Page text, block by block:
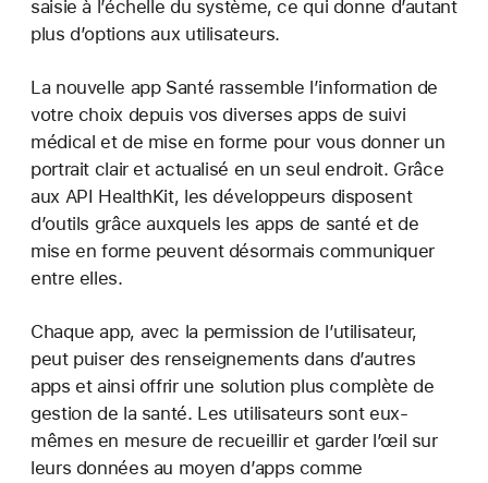
saisie à l’échelle du système, ce qui donne d’autant
plus d’options aux utilisateurs.
La nouvelle app Santé rassemble l’information de
votre choix depuis vos diverses apps de suivi
médical et de mise en forme pour vous donner un
portrait clair et actualisé en un seul endroit. Grâce
aux API HealthKit, les développeurs disposent
d’outils grâce auxquels les apps de santé et de
mise en forme peuvent désormais communiquer
entre elles.
Chaque app, avec la permission de l’utilisateur,
peut puiser des renseignements dans d’autres
apps et ainsi offrir une solution plus complète de
gestion de la santé. Les utilisateurs sont eux-
mêmes en mesure de recueillir et garder l’œil sur
leurs données au moyen d’apps comme